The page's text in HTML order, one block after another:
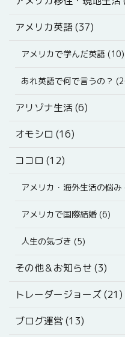
アメリカ英語 (37)
アメリカで学んだ英語 (10)
あれ英語で何で言うの？
アリゾナ生活 (6)
オモシロ (16)
ココロ (12)
アメリカ・海外生活の悩み
アメリカで国際結婚 (6)
人生の気づき (5)
その他＆お知らせ (3)
トレーダージョーズ (21)
ブログ運営 (13)